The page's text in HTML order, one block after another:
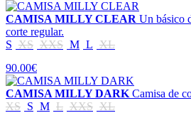
CAMISA MILLY CLEAR Un básico
corte regular.
S XS XXS M L XL
90.00€
CAMISA MILLY DARK Camisa de
XS S M L XXS XL